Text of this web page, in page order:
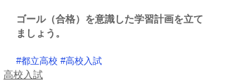
ゴール（合格）を意識した学習計画を立て
ましょう。
#都立高校 #高校入試
高校入試